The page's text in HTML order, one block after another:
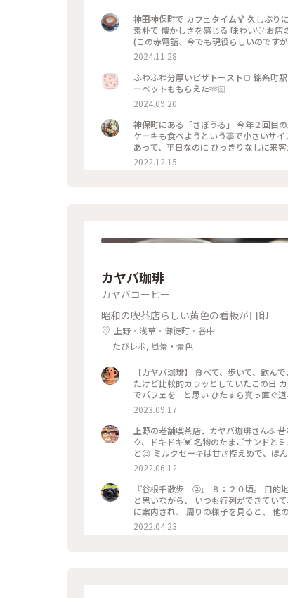
神田神保町で カフェタイム🍹 久しぶり
素朴で 懐かしさを感じる 味わい♡ お店
(この赤電話、今でも現役らしいのです
一人でまったりするのには、心地よい
数々のメニューは、今も健在、今回 い
にするようになった カラフルなクリー
てくれます。 コーヒーをいただくつも
ェ #スイーツ #クリームソーダ #喫茶店
秋の彩り
2024.11.28
ふわふわ分厚いピザトースト🍞 錦糸町
ーベットももらえた🫶🏻
2024.09.20
神保町にある「さぼうる」 今年２回目
ケーキも食べようという事で小さいサ
あって、平日なのに ひっきりなしに来
2022.12.15
カヤバ珈琲
カヤバコーヒー
昭和の喫茶店らしい黄色の看板が目印
上野・浅草・御徒町・谷中
たびレポ, 風景・景色
【カヤバ珈琲】 食べて、歩いて、飲んで、観て ﾁｮｺｯﾄ散策3時間…半ヽ(*´∀｀) 〜歩いて、飲んで
たけど比較的カラッとしていたこの日
でパフェを…と思い ひたすら真っ直ぐ
話しながら…👣ﾃｸﾃｸﾃｸﾃｸ 500mも通り
スムーズに入れた時にお邪魔しようと
ー」を（^人^） ☀️暑い日にジンジャー
シロップ…という単語が頭の中をチラッ
琲 #秋さんぽ #私のことりっぷ旅 #カメ
2023.09.17
上野の老舗喫茶店、カヤバ珈琲さん☕️
ク、ドキドキ💓 名物のたまごサンドと
と😍 ミルクセーキは甘さ控えめで、ほ
動しきりでした✨ #たまごサンド #ミル
2022.06.12
『谷根千散歩 ②』 ８：２０頃。 目的地に到着。 谷中霊園を通り、向かった先は、 カヤバ珈琲。 一度は訪れたい
と思いながら、 いつも行列ができていて、 断念していました。 今回は、
に案内され、 周りの様子を見ると、 他
当ての、たまごサンド✨✨ 本日のフレ
ーを追加しました。 本当は、ルシアン
2022.04.23